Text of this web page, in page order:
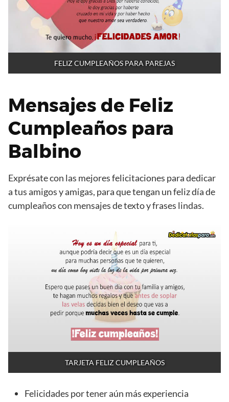
FELIZ CUMPLEAÑOS PARA PAREJAS
Mensajes de Feliz
Cumpleaños para
Balbino
Exprésate con las mejores felicitaciones para dedicar
a tus amigos y amigas, para que tengan un feliz día de
cumpleaños con mensajes de texto y frases lindas.
TARJETA FELIZ CUMPLEAÑOS
Felicidades por tener aún más experiencia